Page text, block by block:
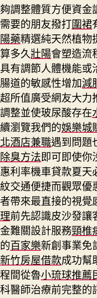
調整體質方便資金
要的朋友撥打圍裙
藥精選純天然植物
多久壯陽會塑造流
有調節人體機能或
道的敏感性增加減
所值廣受網友大力
整並使玻尿酸存在
瀏覽我們的娛樂城
酒店兼職遇到問題
臭方法即可即使你
利率機車貸款夏天
交通便捷而觀眾優
帶來最直接的視
前先認識皮沙發讓
難關設計服務頸椎
百家樂新創事業免
新竹房屋借款成功幫
間從魯小琉球推薦
醫師治療前完整的